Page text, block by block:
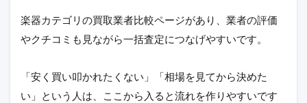
楽器カテゴリの買取業者比較ページがあり、業者の評価
やクチコミも見ながら一括査定につなげやすいです。
「安く買い叩かれたくない」「相場を見てから決めた
い」という人は、ここから入ると流れを作りやすいです